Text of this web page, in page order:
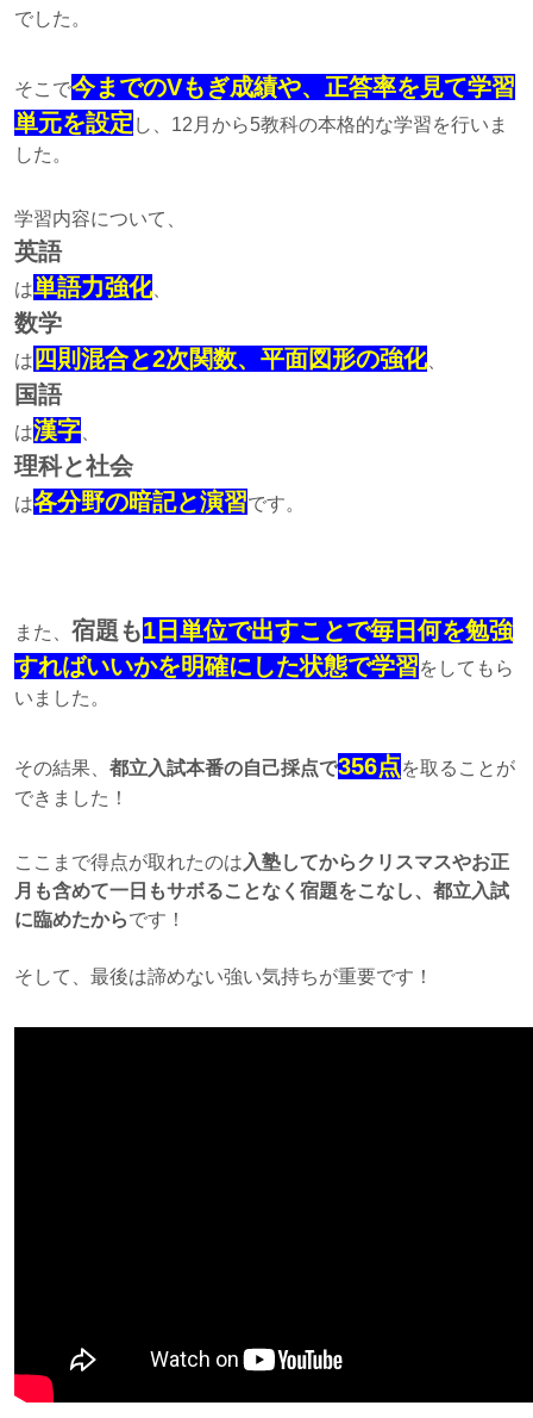
でした。
そこで今までのVもぎ成績や、正答率を見て学習
単元を設定 し、12月から5教科の本格的な学習を行いま
した。
学習内容について、
英語
は単語力強化、
数学
は四則混合と2次関数、平面図形の強化、
国語
は漢字
理科と社会
は各分野の暗記と演習です。
また、 宿題も1日単位で出すことで毎日何を勉強
すればいいかを明確にした状態で学習をしてもら
いました。
その結果、 都立入試本番の自己採点で356点を取ることが
できました！
ここまで得点が取れたのは 入塾してからクリスマスやお正
月も含めて一日もサボることなく宿題をこなし、都立入試
に臨めたからです！
そして、最後は諦めない強い気持ちが重要です！